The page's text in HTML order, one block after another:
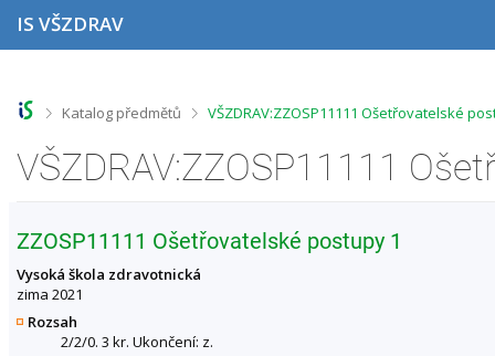
e
e
e
e
IS VŠZDRAV
>Katalog předmětů >
VŠZDRAV:ZZOSP11111 Ošetřovatelské
ZZOSP11111 Ošetřovatelské postupy 1
Vysoká škola zdravotnická
zima 2021
Rozsah
2/2/0. 3 kr. Ukončení: z.